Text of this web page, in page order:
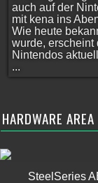
auch auf der
mit kena ins
Wie heute
wurde, erscheint
Nintendos
...
HARDWARE AREA
SteelSeries